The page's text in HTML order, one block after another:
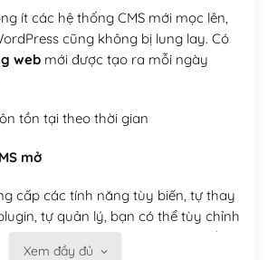
ít các hệ thống CMS mới mọc lên,
cũng không bị lung lay. Có
webmới được tạo ra mỗi ngày
tồn tại theo thời gian
mở
cấp các tính năng tùy biến, tự thay
tự quản lý, bạn có thể tùy chỉnh
không phải sử dụng dịch vụ tại bất
Xem đầy đủ